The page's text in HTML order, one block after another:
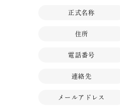
正式名称
住所
電話番号
連絡先
メールアドレス